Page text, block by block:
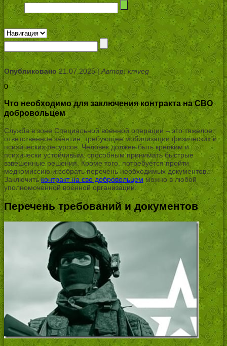
Опубликовано21.07.2025 |Автор: kmveg
0
Что необходимо для заключения контракта на СВО
добровольцем
Служба в зоне Специальной военной операции – это тяжелое
ответственное занятие, требующее мобилизации физических и
психических ресурсов. Человек должен быть крепким и
психически устойчивым, способным принимать быстрые
взвешенные решения. Кроме того, потребуется пройти
медкомиссию и собрать перечень необходимых документов.
Заключитьконтракт на сво добровольцемможно в любой
уполномоченной военной организации.
Перечень требований и документов